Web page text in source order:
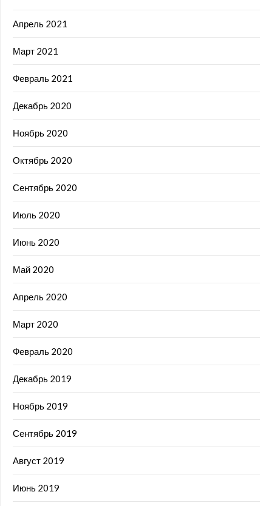
Апрель 2021
Март 2021
Февраль 2021
Декабрь 2020
Ноябрь 2020
Октябрь 2020
Сентябрь 2020
Июль 2020
Июнь 2020
Май 2020
Апрель 2020
Март 2020
Февраль 2020
Декабрь 2019
Ноябрь 2019
Сентябрь 2019
Август 2019
Июнь 2019